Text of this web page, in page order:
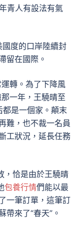
青人有設法有氣
度的口岸陸續封
留在國際。
轉。為了下降風
一年，王驍晴至
都是一個家。顛末
難，也不裁一名員
工狀況，延長任務
，恰是由於王驍晴
包養行情們能以最
一筆訂單，這筆訂
來了“春天”。